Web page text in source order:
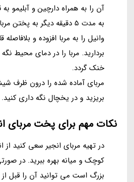
آن را به همراه دارچین و آبلیمو به
به مدت 5 دقیقه دیگر به
وانیل را به مربا افزوده و بلافاصله
بردارید. مربا را در دمای محیط
خنک گردد.
مربای آماده شده را درون
بریزید و در یخچال نگه داری کنید.
نکات مهم برای پخت مربای
در تهیه مربای انجیر سعی کنید از
کوچک و میانه بهره ببرید. در
بزرگ است می توانید آن را قبل